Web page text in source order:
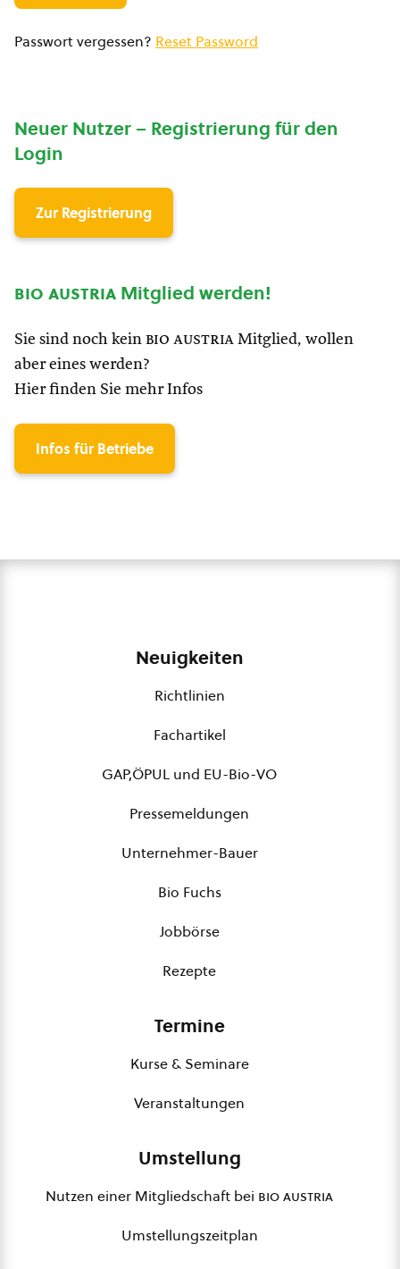
Passwort vergessen? Reset Password
Neuer Nutzer – Registrierung für den
Login
Zur Registrierung
bio austria Mitglied werden!
Sie sind noch kein bio austria Mitglied, wollen
aber eines werden?
Hier finden Sie mehr Infos
Infos für Betriebe
Neuigkeiten
Richtlinien
Fachartikel
GAP,ÖPUL und EU-Bio-VO
Pressemeldungen
Unternehmer-Bauer
Bio Fuchs
Jobbörse
Rezepte
Termine
Kurse & Seminare
Veranstaltungen
Umstellung
Nutzen einer Mitgliedschaft bei bio austria
Umstellungszeitplan